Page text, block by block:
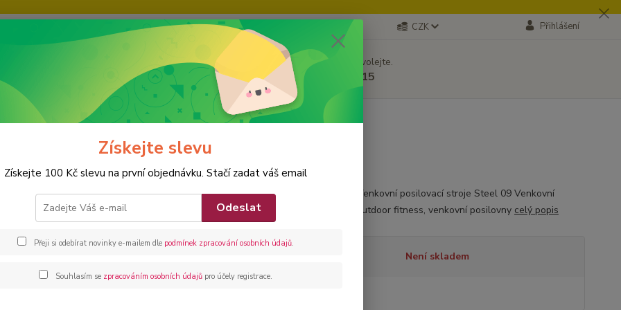
CZK Přihlášení
Hledat Nevíte si rady? Zavolejte.
+420 605171715
Venkovní posilovací stroje Steel 09
posilovací stroje Steel 09
Procvičení ramen Venkovní posilovací stroje Steel 09 Venkovní
posilovací stroje, outdoor fitness, venkovní posilovny celý popis
Není skladem
Získejte slevu
Získejte 100 Kč slevu na první objednávku. Stačí zadat váš email
Odeslat
Přeji si odebírat novinky e-mailem dle podmínek zpracování osobních údajů.
Souhlasím se zpracováním osobních údajůpro účely registrace.